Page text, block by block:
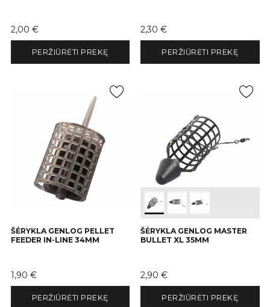
Kaina
2,00 €
PERŽIŪRĖTI PREKĘ
Kaina
2,30 €
PERŽIŪRĖTI PREKĘ
ŠĖRYKLA GENLOG PELLET
FEEDER IN-LINE 34MM
Kaina
1,90 €
PERŽIŪRĖTI PREKĘ
ŠĖRYKLA GENLOG MASTER
BULLET XL 35MM
Kaina
2,90 €
PERŽIŪRĖTI PREKĘ